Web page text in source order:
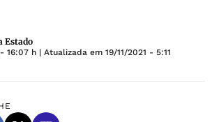
Estado
16:07 h | Atualizada em 19/11/2021 - 5:11